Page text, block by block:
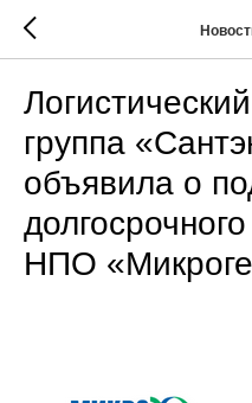
группа
объявила о
НПО